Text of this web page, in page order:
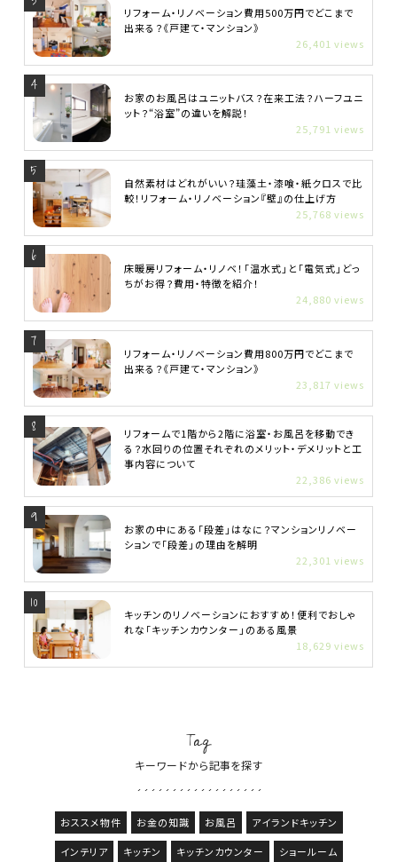
リフォーム・リノベーション費用500万円でどこまで
出来る？《戸建て・マンション》
26,401 views
お家のお風呂はユニットバス？在来工法？ハーフユニ
ット？“浴室”の違いを解説！
25,791 views
自然素材はどれがいい？珪藻土・漆喰・紙クロスで比
較！リフォーム・リノベーション『壁』の仕上げ方
25,768 views
床暖房リフォーム・リノベ！「温水式」と「電気式」どっ
ちがお得？費用・特徴を紹介！
24,880 views
リフォーム・リノベーション費用800万円でどこまで
出来る？《戸建て・マンション》
23,817 views
リフォームで1階から2階に浴室・お風呂を移動でき
る？水回りの位置それぞれのメリット・デメリットと工
事内容について
22,386 views
お家の中にある「段差」はなに？マンションリノベー
ションで「段差」の理由を解明
22,301 views
キッチンのリノベーションにおすすめ！便利でおしゃ
れな「キッチンカウンター」のある風景
18,629 views
Tag
キーワードから記事を探す
おススメ物件 お金の知識 お風呂 アイランドキッチン
インテリア キッチン キッチンカウンター ショールーム